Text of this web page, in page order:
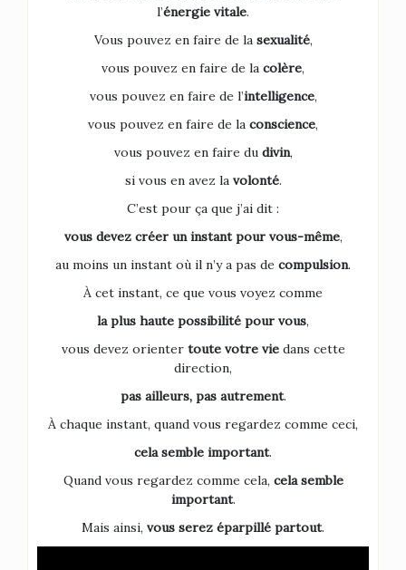
l’énergie vitale.
Vous pouvez en faire de la sexualité,
vous pouvez en faire de la colère,
vous pouvez en faire de l’intelligence,
vous pouvez en faire de la conscience,
vous pouvez en faire du divin,
si vous en avez la volonté.
C’est pour ça que j’ai dit :
vous devez créer un instant pour vous-même,
au moins un instant où il n’y a pas de compulsion.
À cet instant, ce que vous voyez comme
la plus haute possibilité pour vous,
vous devez orienter toute votre viedans cette
direction,
pas ailleurs, pas autrement.
À chaque instant, quand vous regardez comme ceci,
cela semble important.
Quand vous regardez comme cela, cela semble
important.
Mais ainsi, vous serez éparpillé partout.